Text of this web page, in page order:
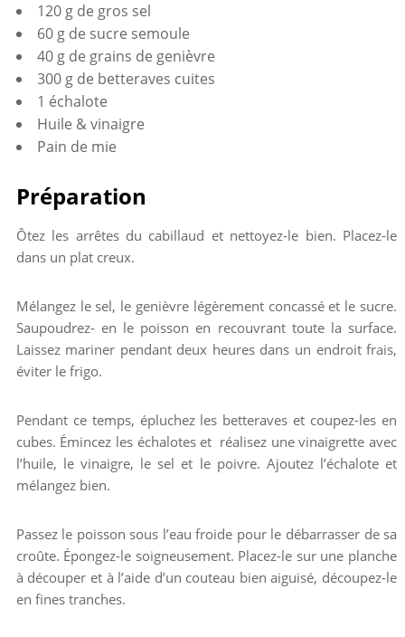
120 g de gros sel
60 g de sucre semoule
40 g de grains de genièvre
300 g de betteraves cuites
1 échalote
Huile & vinaigre
Pain de mie
Préparation
Ôtez les arrêtes du cabillaud et nettoyez-le bien. Placez-le
dans un plat creux.
Mélangez le sel, le genièvre légèrement concassé et le sucre.
Saupoudrez- en le poisson en recouvrant toute la surface.
Laissez mariner pendant deux heures dans un endroit frais,
éviter le frigo.
Pendant ce temps, épluchez les betteraves et coupez-les en
cubes. Émincez les échalotes et réalisez une vinaigrette avec
l’huile, le vinaigre, le sel et le poivre. Ajoutez l’échalote et
mélangez bien.
Passez le poisson sous l’eau froide pour le débarrasser de sa
croûte. Épongez-le soigneusement. Placez-le sur une planche
à découper et à l’aide d’un couteau bien aiguisé, découpez-le
en fines tranches.